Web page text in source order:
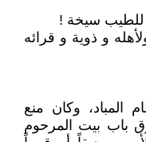
للطيب سيخة !
و ذوية و قرائه
المباد، وكان منع
باب بيت المرحوم